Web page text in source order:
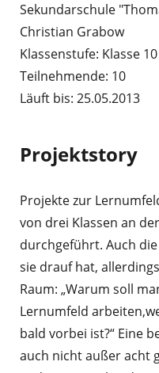
Sekundarschule
Christian Grabow
Klassenstufe: Klasse
Teilnehmende: 10
Läuft bis: 25.05.2013
Projektstory
Projekte zur
von drei Klassen an
durchgeführt. Auch
sie drauf hat,
Raum: „Warum soll
Lernumfeld
bald vorbei ist?“ Eine
auch nicht außer acht